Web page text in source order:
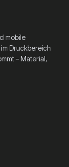
mobile
Druckbereich
– Material,